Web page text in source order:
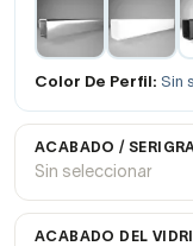
Color De Perfil: Sin
ACABADO /
Sin seleccionar
ACABADO DEL